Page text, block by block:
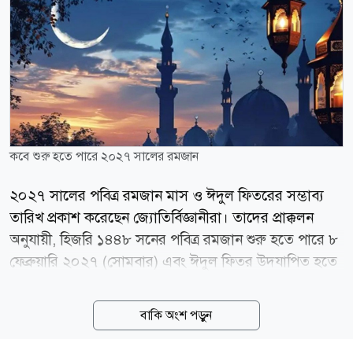
কবে শুরু হতে পারে ২০২৭ সালের রমজান
২০২৭ সালের পবিত্র রমজান মাস ও ঈদুল ফিতরের সম্ভাব্য
তারিখ প্রকাশ করেছেন জ্যোতির্বিজ্ঞানীরা। তাদের প্রাক্কলন
অনুযায়ী, হিজরি ১৪৪৮ সনের পবিত্র রমজান শুরু হতে পারে ৮
ফেব্রুয়ারি ২০২৭ (সোমবার) এবং ঈদুল ফিতর উদযাপিত হতে
নিউজ এবং সৌদি আরবের হিজরি ক্যালেন্ডার-সংক্রান্ত তথ্যের
ভিত্তিতে এ সম্ভাব্য তারিখ প্রকাশ করা হয়েছে।
বাকি অংশ পড়ুন